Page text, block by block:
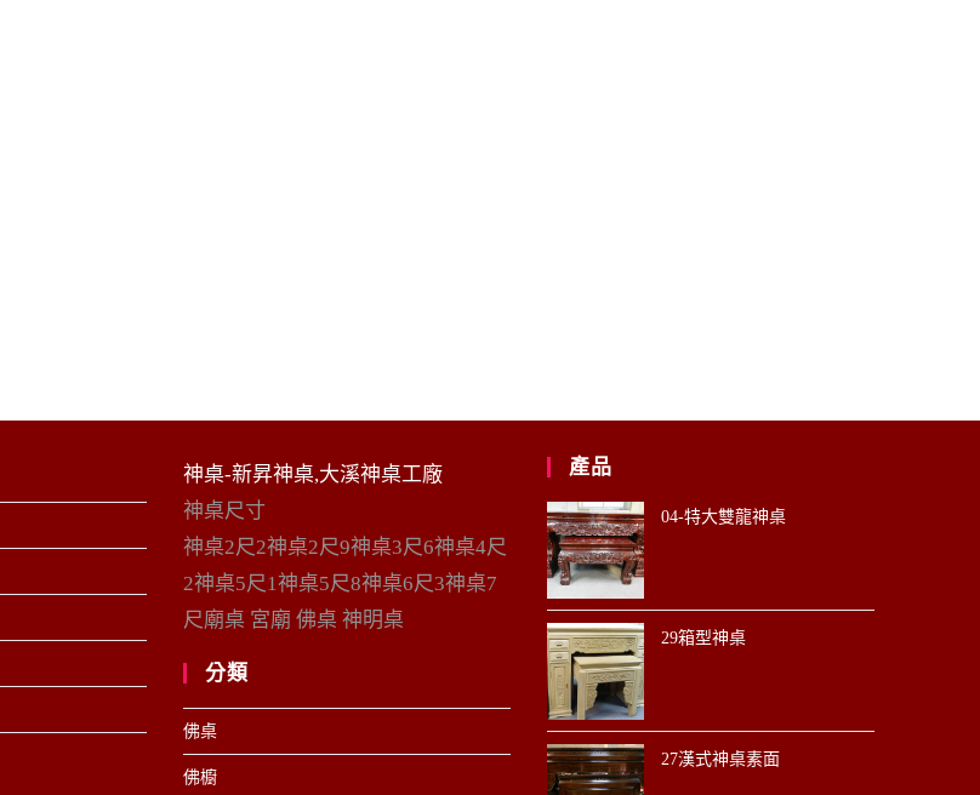
神桌-新昇神桌,大溪神桌工廠
神桌尺寸
神桌2尺2神桌2尺9神桌3尺6神桌4尺
2神桌5尺1神桌5尺8神桌6尺3神桌7
尺廟桌 宮廟 佛桌 神明桌
分類
佛桌
佛櫥
產品
04-特大雙龍神桌
29箱型神桌
27漢式神桌素面